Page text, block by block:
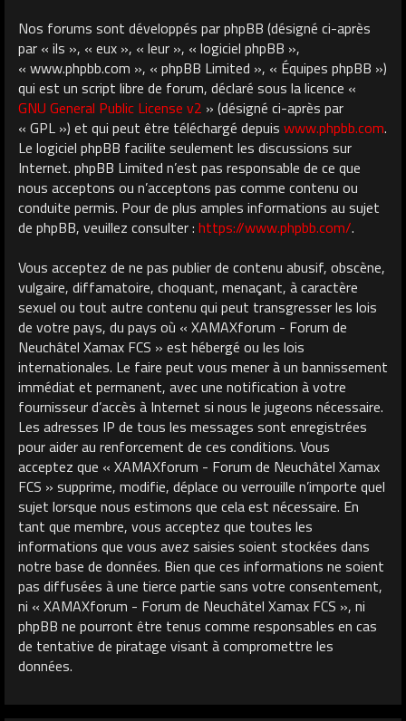
Nos forums sont développés par phpBB (désigné ci-après
par « ils », « eux », « leur », « logiciel phpBB »,
« www.phpbb.com », « phpBB Limited », « Équipes phpBB »)
qui est un script libre de forum, déclaré sous la licence «
GNU General Public License v2 » (désigné ci-après par
« GPL ») et qui peut être téléchargé depuis www.phpbb.com.
Le logiciel phpBB facilite seulement les discussions sur
Internet. phpBB Limited n’est pas responsable de ce que
nous acceptons ou n’acceptons pas comme contenu ou
conduite permis. Pour de plus amples informations au sujet
de phpBB, veuillez consulter : https://www.phpbb.com/.
Vous acceptez de ne pas publier de contenu abusif, obscène,
vulgaire, diffamatoire, choquant, menaçant, à caractère
sexuel ou tout autre contenu qui peut transgresser les lois
de votre pays, du pays où « XAMAXforum - Forum de
Neuchâtel Xamax FCS » est hébergé ou les lois
internationales. Le faire peut vous mener à un bannissement
immédiat et permanent, avec une notification à votre
fournisseur d’accès à Internet si nous le jugeons nécessaire.
Les adresses IP de tous les messages sont enregistrées
pour aider au renforcement de ces conditions. Vous
acceptez que « XAMAXforum - Forum de Neuchâtel Xamax
FCS » supprime, modifie, déplace ou verrouille n’importe quel
sujet lorsque nous estimons que cela est nécessaire. En
tant que membre, vous acceptez que toutes les
informations que vous avez saisies soient stockées dans
notre base de données. Bien que ces informations ne soient
pas diffusées à une tierce partie sans votre consentement,
ni « XAMAXforum - Forum de Neuchâtel Xamax FCS », ni
phpBB ne pourront être tenus comme responsables en cas
de tentative de piratage visant à compromettre les
données.